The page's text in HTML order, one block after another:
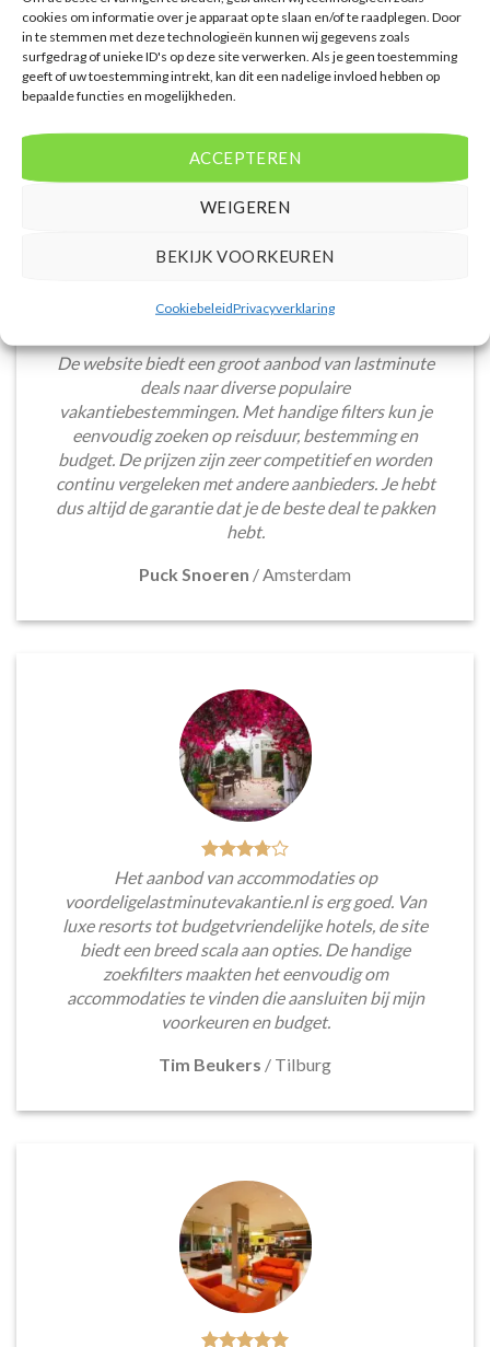
cookies om informatie over je apparaat op te slaan en/of te raadplegen. Door
in te stemmen met deze technologieën kunnen wij gegevens zoals
surfgedrag of unieke ID's op deze site verwerken. Als je geen toestemming
geeft of uw toestemming intrekt, kan dit een nadelige invloed hebben op
bepaalde functies en mogelijkheden.
ACCEPTEREN
WEIGEREN
BEKIJK VOORKEUREN
CookiebeleidPrivacyverklaring
WAT ZE OVER ONS ZEGGEN
De website biedt een groot aanbod van lastminute
deals naar diverse populaire
vakantiebestemmingen. Met handige filters kun je
eenvoudig zoeken op reisduur, bestemming en
budget. De prijzen zijn zeer competitief en worden
continu vergeleken met andere aanbieders. Je hebt
dus altijd de garantie dat je de beste deal te pakken
hebt.
Puck Snoeren /Amsterdam
Het aanbod van accommodaties op
voordeligelastminutevakantie.nl is erg goed. Van
luxe resorts tot budgetvriendelijke hotels, de site
biedt een breed scala aan opties. De handige
zoekfilters maakten het eenvoudig om
accommodaties te vinden die aansluiten bij mijn
voorkeuren en budget.
Tim Beukers / Tilburg